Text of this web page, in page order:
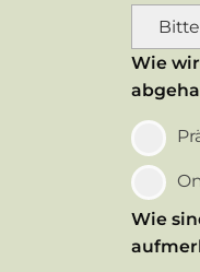
Wie
Wie